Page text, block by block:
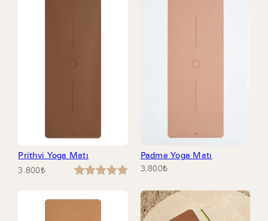
Prithvi Yoga Matı
3.800₺
puanına
Padme Yoga Matı
3.800₺